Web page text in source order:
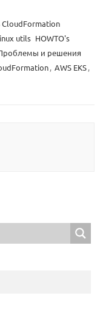
CloudFormation
utils HOWTO's
и решения
, AWS EKS,